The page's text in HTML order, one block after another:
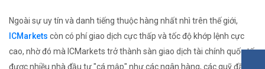
Ngoài sự uy tín và danh tiếng thuộc hàng nhất nhì trên thế giới,
ICMarkets còn có phí giao dịch cực thấp và tốc độ khớp lệnh cực
cao, nhờ đó mà ICMarkets trở thành sàn giao dịch tài chính quốc tế
được nhiều nhà đầu tư "cá mập" như các ngân hàng, các quỹ đầu